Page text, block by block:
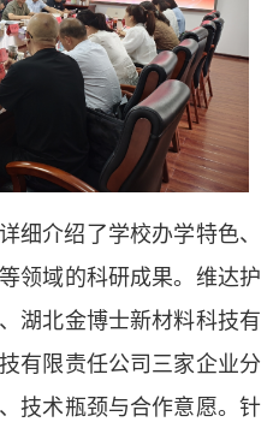
细介绍了学校办学特色、
领域的科研成果。维达护
湖北金博士新材料科技有
有限责任公司三家企业分
技术瓶颈与合作意愿。针